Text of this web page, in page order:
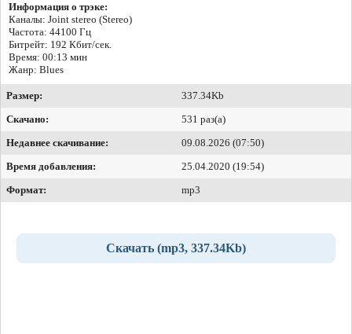
Информация о трэке:
Каналы: Joint stereo (Stereo)
Частота: 44100 Гц
Битрейт: 192 Кбит/сек.
Время: 00:13 мин
Жанр: Blues
Размер:
337.34Kb
Скачано:
531 раз(а)
Недавнее скачивание:
09.08.2026 (07:50)
Время добавления:
25.04.2020 (19:54)
Формат:
mp3
Скачать (mp3, 337.34Kb)